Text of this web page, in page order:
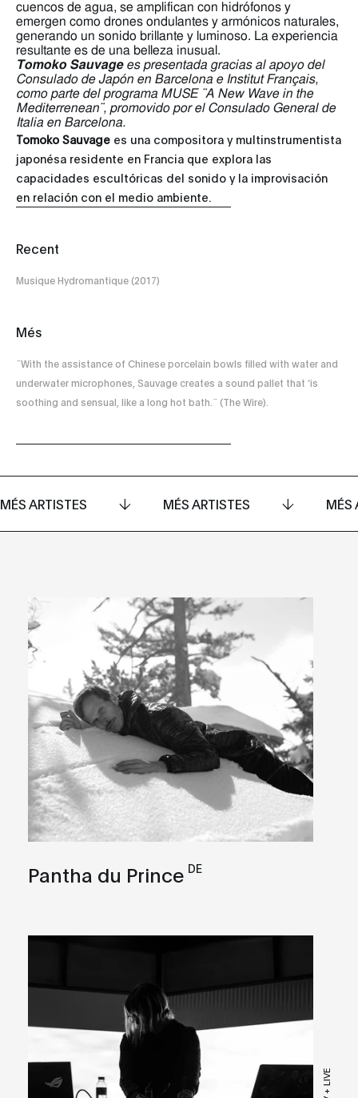
cuencos de agua, se amplifican con hidrófonos y
emergen como drones ondulantes y armónicos naturales,
generando un sonido brillante y luminoso. La experiencia
resultante es de una belleza inusual.
Tomoko Sauvage es presentada gracias al apoyo del
Consulado de Japón en Barcelona e Institut Français,
como parte del programa MUSE ¨A New Wave in the
Mediterrenean¨, promovido por el Consulado General de
Italia en Barcelona.
Tomoko Sauvage es una compositora y multinstrumentista
japonésa residente en Francia que explora las
capacidades escultóricas del sonido y la improvisación
en relación con el medio ambiente.
Recent
Musique Hydromantique (2017)
Més
¨With the assistance of Chinese porcelain bowls filled with water and
underwater microphones, Sauvage creates a sound pallet that ‘is
soothing and sensual, like a long hot bath.¨ (The Wire).
MÉS ARTISTES MÉS ARTISTES MÉS
Pantha du Prince DE